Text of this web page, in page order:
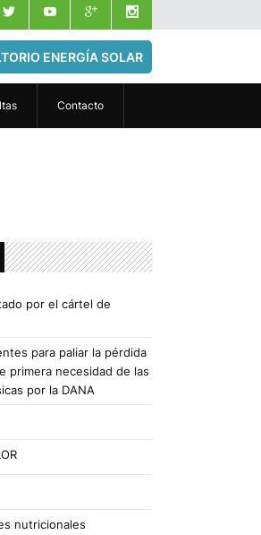
ENERGÍA SOLAR
Contacto
por el cártel de
para paliar la pérdida
primera necesidad de las
por la DANA
nutricionales